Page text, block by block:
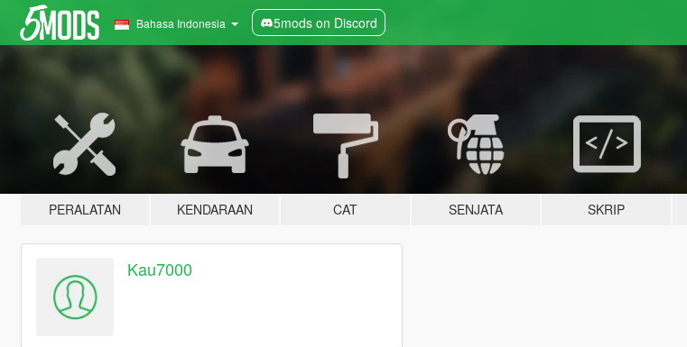
Bahasa Indonesia 5mods on Discord
PERALATAN KENDARAAN CAT SENJATA SKRIP
Kau7000